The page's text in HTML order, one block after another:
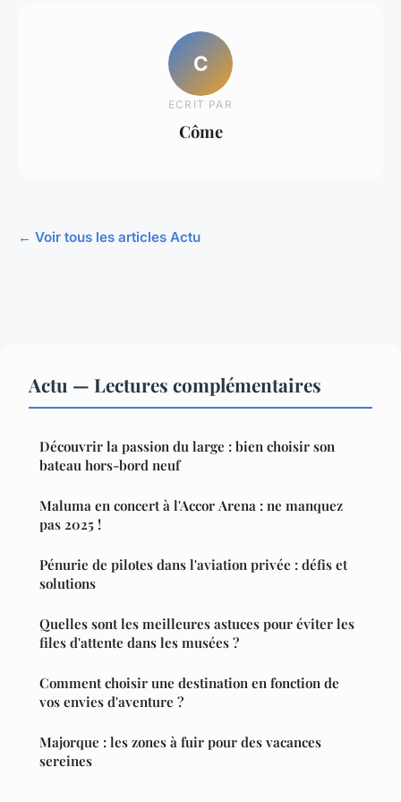
C
ECRIT PAR
Côme
← Voir tous les articles Actu
Actu — Lectures complémentaires
Découvrir la passion du large : bien choisir son
bateau hors-bord neuf
Maluma en concert à l'Accor Arena : ne manquez
pas 2025 !
Pénurie de pilotes dans l'aviation privée : défis et
solutions
Quelles sont les meilleures astuces pour éviter les
files d'attente dans les musées ?
Comment choisir une destination en fonction de
vos envies d'aventure ?
Majorque : les zones à fuir pour des vacances
sereines